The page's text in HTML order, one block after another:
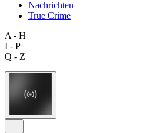
Nachrichten
True Crime
A - H
I - P
Q - Z